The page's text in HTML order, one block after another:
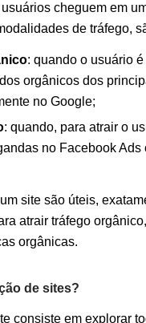
cheguem em
de tráfego,
: quando o usuário
orgânicos dos
no Google;
: quando, para atrair o
no Facebook Ads
site são úteis,
atrair tráfego
orgânicas.
de sites?
consiste em explorar